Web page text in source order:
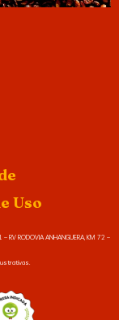
Uso
RV RODOVIA ANHANGUERA, KM 72 –